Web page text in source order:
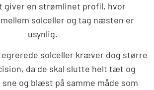
giver en strømlinet profil, hvor
solceller og tag næsten er
usynlig.
solceller kræver dog større
da de skal slutte helt tæt og
og blæst på samme måde som